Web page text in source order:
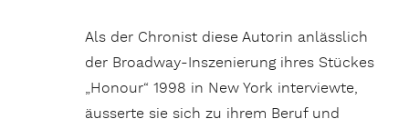
Als der Chronist diese Autorin anlässlich
der Broadway-Inszenierung ihres Stückes
„Honour“ 1998 in New York interviewte,
äusserte sie sich zu ihrem Beruf und